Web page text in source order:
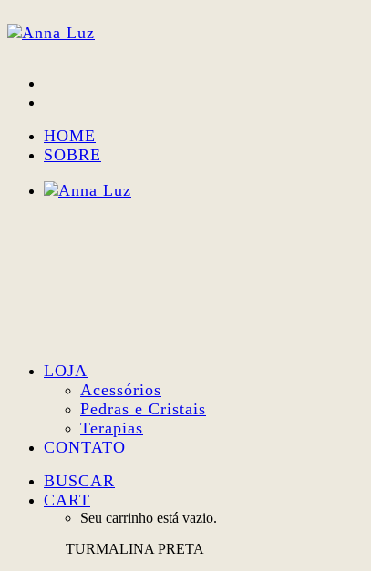
HOME
SOBRE
LOJA
Acessórios
Pedras e Cristais
Terapias
CONTATO
BUSCAR
CART
Seu carrinho está vazio.
TURMALINA PRETA